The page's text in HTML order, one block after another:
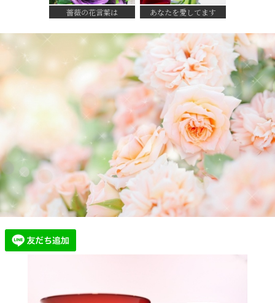
薔薇の花言葉は あなたを愛してます